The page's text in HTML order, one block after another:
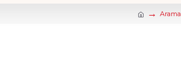
Arama